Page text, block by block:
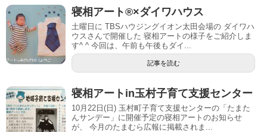
寝相アート®︎×ダイワハウス
土曜日に TBSハウジングイオン太田会場の ダイワハ
ウスさんで開催した 寝相アートの様子をご紹介しま
す^ ^ 今回は、午前も午後もダイ...
記事を読む
寝相アートin玉村子育て支援センター
10月22日(日) 玉村町子育て支援センターの「たまた
んサンデー」に開催予定の寝相アートのお知らせ
が、 今月のたまむら広報に掲載されま...